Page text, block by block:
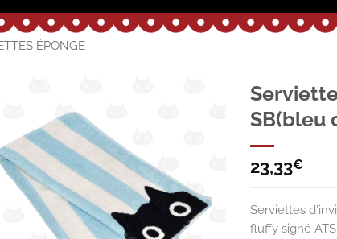
ÉPONGE
SB(bleu
23,33€
Serviettes
fluffy signé